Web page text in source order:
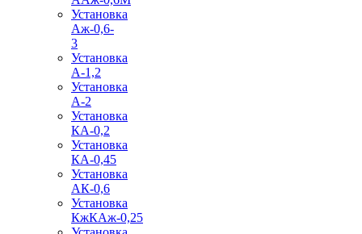
Установка
Аж-0,6-
3
Установка
А-1,2
Установка
А-2
Установка
КА-0,2
Установка
КА-0,45
Установка
АК-0,6
Установка
КжКАж-0,25